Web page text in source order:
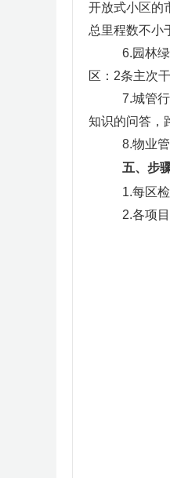
开放式小区的
总里程数不小
6.园林
区：2条主次
7.城管
知识的问答，
8.物业
五、步
1.每区
2.各项